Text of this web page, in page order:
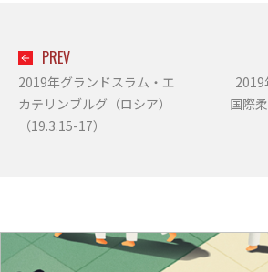
PREV
2019年グランドスラム・エ
カテリンブルグ（ロシア）
（19.3.15-17）
2019
国際